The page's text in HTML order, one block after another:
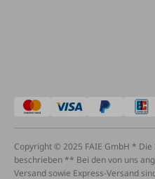
Copyright © 2025 FAIE GmbH *
beschrieben ** Bei den von uns
Versand sowie Express-Versand